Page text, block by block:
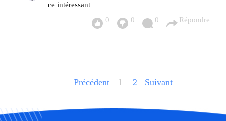
ce intéressant
0
0 0 Répondre
Précédent 1 2 Suivant